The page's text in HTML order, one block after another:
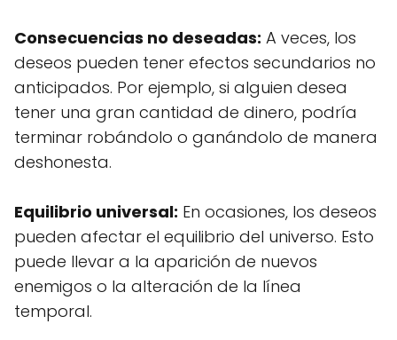
Consecuencias no deseadas: A veces, los
deseos pueden tener efectos secundarios no
anticipados. Por ejemplo, si alguien desea
tener una gran cantidad de dinero, podría
terminar robándolo o ganándolo de manera
deshonesta.
Equilibrio universal: En ocasiones, los deseos
pueden afectar el equilibrio del universo. Esto
puede llevar a la aparición de nuevos
enemigos o la alteración de la línea
temporal.